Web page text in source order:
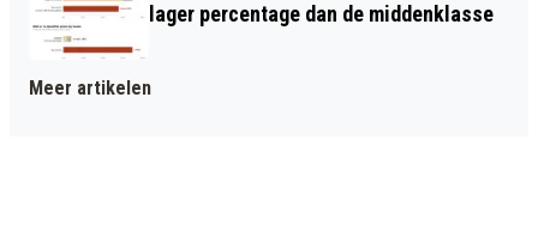
lager percentage dan de middenklasse
Meer artikelen